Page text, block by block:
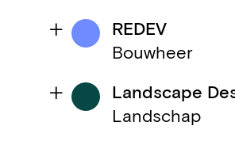
REDEV
Bouwheer
Landscape
Landschap